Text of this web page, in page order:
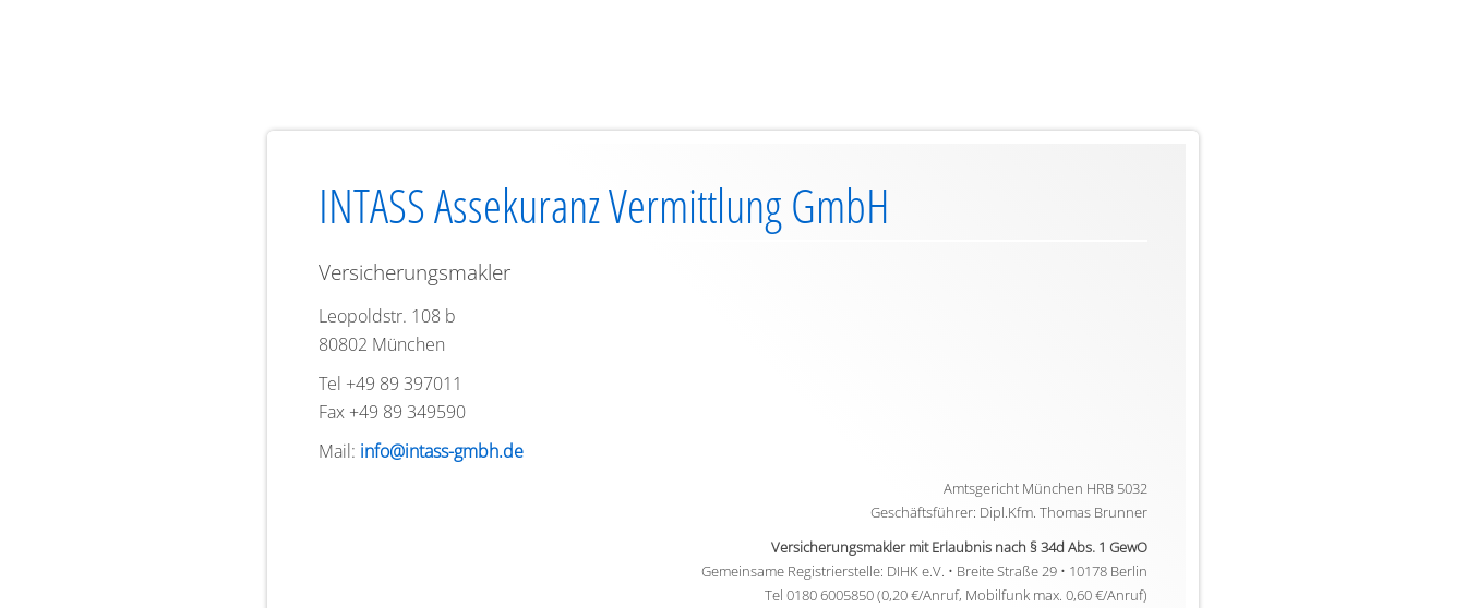
INTASS Assekuranz Vermittlung GmbH
Versicherungsmakler
Leopoldstr. 108 b
80802 München
Tel +49 89 397011
Fax +49 89 349590
Mail: info@intass-gmbh.de
Amtsgericht München HRB 5032
Geschäftsführer: Dipl.Kfm. Thomas Brunner
Versicherungsmakler mit Erlaubnis nach § 34d Abs. 1 GewO
Gemeinsame Registrierstelle: DIHK e.V. • Breite Straße 29 • 10178 Berlin
Tel 0180 6005850 (0,20 €/Anruf, Mobilfunk max. 0,60 €/Anruf)